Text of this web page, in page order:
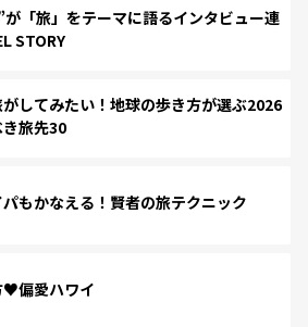
「旅」をテーマに語るインタビュー連
STORY
してみたい！地球の歩き方が選ぶ2026
旅先30
もかなえる！賢者の旅テクニック
♥偏愛ハワイ